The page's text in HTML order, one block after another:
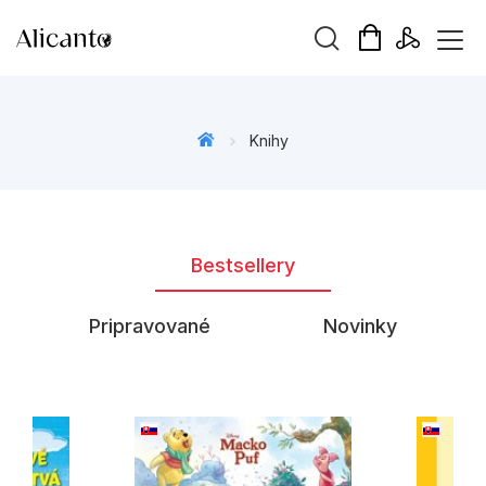
Beletria pre dospelých
Darčekové publikácie
Kalendáre, diáre
Knihy
Bestsellery
Pripravované Novinky